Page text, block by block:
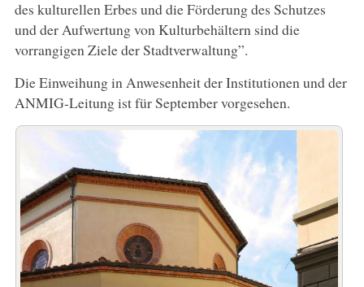
des kulturellen Erbes und die Förderung des Schutzes
und der Aufwertung von Kulturbehältern sind die
vorrangigen Ziele der Stadtverwaltung”.
Die Einweihung in Anwesenheit der Institutionen und der
ANMIG-Leitung ist für September vorgesehen.